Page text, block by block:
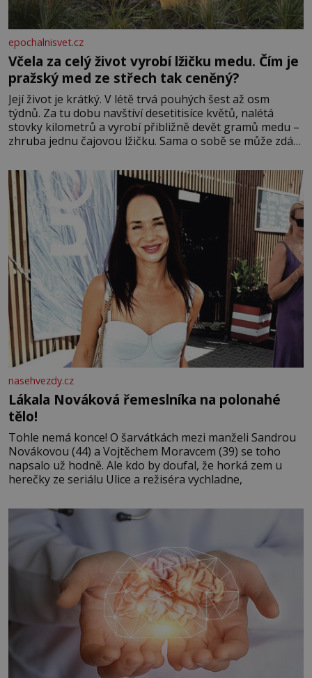
epochalnisvet.cz
Včela za celý život vyrobí lžičku medu. Čím je
pražský med ze střech tak ceněný?
Její život je krátký. V létě trvá pouhých šest až osm
týdnů. Za tu dobu navštíví desetitisíce květů, nalétá
stovky kilometrů a vyrobí přibližně devět gramů medu –
zhruba jednu čajovou lžičku. Sama o sobě se může zdát
tisíc příslušnic svého včelstva, vznikne jeden z
nejdokonalejších organismů
nasehvezdy.cz
Lákala Nováková řemeslníka na polonahé
tělo!
Tohle nemá konce! O šarvátkách mezi manželi Sandrou
Novákovou (44) a Vojtěchem Moravcem (39) se toho
napsalo už hodně. Ale kdo by doufal, že horká zem u
herečky ze seriálu Ulice a režiséra vychladne,